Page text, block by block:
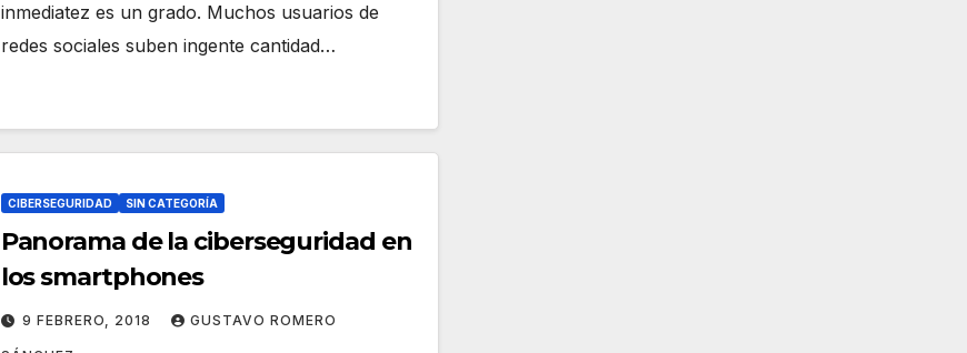
inmediatez es un grado. Muchos usuarios de
redes sociales suben ingente cantidad…
CIBERSEGURIDAD SIN CATEGORÍA
Panorama de la ciberseguridad en
los smartphones
9 FEBRERO, 2018 GUSTAVO ROMERO